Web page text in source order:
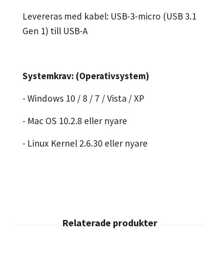
Levereras med kabel: USB-3-micro (USB 3.1
Gen 1) till USB-A
Systemkrav: (Operativsystem)
- Windows 10 / 8 / 7 / Vista / XP
- Mac OS 10.2.8 eller nyare
- Linux Kernel 2.6.30 eller nyare